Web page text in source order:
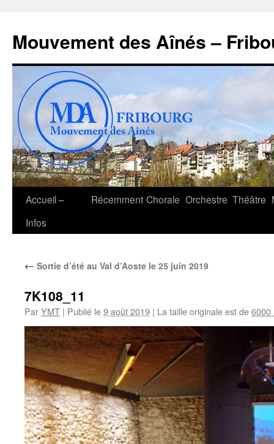
contenu
Mouvement des Aînés –
Accueil –
Infos
Récemment Chorale Orchestre Théâtre
← Sortie d’été au Val d’Aoste le 25 juin 2019
7K108_11
ParYMT | Publié le9 août 2019 | La taille originale est de6000